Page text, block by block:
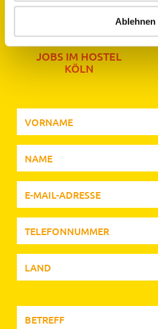
Ablehnen
JOBS IM HOSTEL
KÖLN